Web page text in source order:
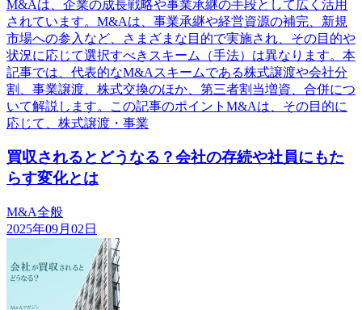
M&Aは、企業の成長戦略や事業承継の手段として広く活用
されています。M&Aは、事業承継や経営資源の補完、新規
市場への参入など、さまざまな目的で実施され、その目的や
状況に応じて選択すべきスキーム（手法）は異なります。本
記事では、代表的なM&Aスキームである株式譲渡や会社分
割、事業譲渡、株式交換のほか、第三者割当増資、合併につ
いて解説します。この記事のポイントM&Aは、その目的に
応じて、株式譲渡・事業
買収されるとどうなる？会社の存続や社員にもた
らす変化とは
M&A全般
2025年09月02日